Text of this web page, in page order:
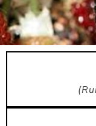
OM
KONTAKT